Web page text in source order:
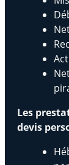
Les
devis